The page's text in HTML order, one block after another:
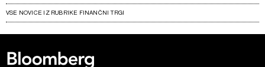
VSE NOVICE IZ RUBRIKE FINANČNI TRGI